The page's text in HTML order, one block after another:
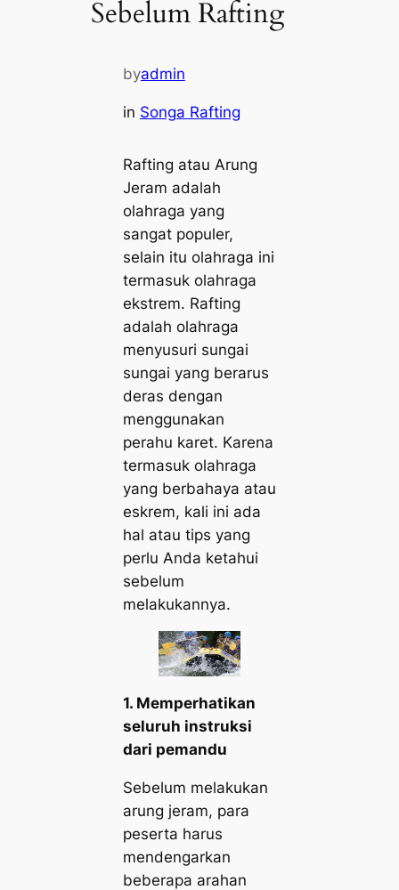
Sebelum Rafting
byadmin
in Songa Rafting
Rafting atau Arung
Jeram adalah
olahraga yang
sangat populer,
selain itu olahraga ini
termasuk olahraga
ekstrem. Rafting
adalah olahraga
menyusuri sungai
sungai yang berarus
deras dengan
menggunakan
perahu karet. Karena
termasuk olahraga
yang berbahaya atau
eskrem, kali ini ada
hal atau tips yang
perlu Anda ketahui
sebelum
melakukannya.
1. Memperhatikan
seluruh instruksi
dari pemandu
Sebelum melakukan
arung jeram, para
peserta harus
mendengarkan
beberapa arahan